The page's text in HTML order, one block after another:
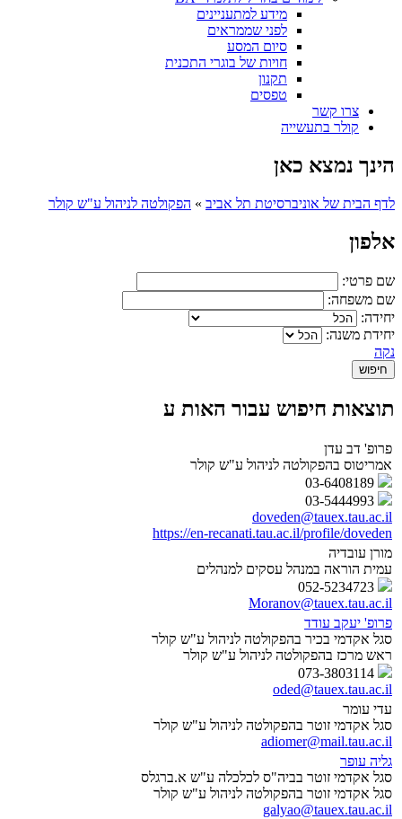
מידע למתעניינים
לפני שממראים
סיום המסע
חויות של בוגרי התכנית
תקנון
טפסים
צרו קשר
קולר בתעשייה
הינך נמצא כאן
לדף הבית של אוניברסיטת תל אביב » הפקולטה לניהול ע"ש קולר
אלפון
שם פרטי:
שם משפחה:
יחידה:
יחידת משנה:
נקה
תוצאות חיפוש עבור האות ע
פרופ' דב עדן
אמריטוס בהפקולטה לניהול ע"ש קולר
doveden@tauex.tau.ac.il
https://en-recanati.tau.ac.il/profile/doveden
מורן עובדיה
עמית הוראה במנהל עסקים למנהלים
Moranov@tauex.tau.ac.il
פרופ' יעקב עודד
סגל אקדמי בכיר בהפקולטה לניהול ע"ש קולר
ראש מרכז בהפקולטה לניהול ע"ש קולר
oded@tauex.tau.ac.il
עדי עומר
סגל אקדמי זוטר בהפקולטה לניהול ע"ש קולר
adiomer@mail.tau.ac.il
גליה עופר
סגל אקדמי זוטר בביה"ס לכלכלה ע"ש א.ברגלס
סגל אקדמי זוטר בהפקולטה לניהול ע"ש קולר
galyao@tauex.tau.ac.il